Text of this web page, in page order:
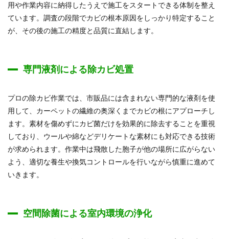
用や作業内容に納得したうえで施工をスタートできる体制を整え
ています。調査の段階でカビの根本原因をしっかり特定すること
が、その後の施工の精度と品質に直結します。
専門液剤による除カビ処置
プロの除カビ作業では、市販品には含まれない専門的な液剤を使
用して、カーペットの繊維の奥深くまでカビの根にアプローチし
ます。素材を傷めずにカビ菌だけを効果的に除去することを重視
しており、ウールや綿などデリケートな素材にも対応できる技術
が求められます。作業中は飛散した胞子が他の場所に広がらない
よう、適切な養生や換気コントロールを行いながら慎重に進めて
いきます。
空間除菌による室内環境の浄化